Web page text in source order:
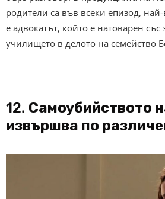
родители са във всеки епизод,
е адвокатът, който е натоварен със
училището в делото на семейство
12. Самоубийството
извършва по